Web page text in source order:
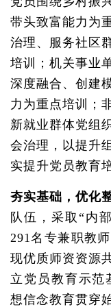
带头致富能力为
治理、服务社区
培训；机关事业
深度融合、创建
力为重点培训；
新就业群体党组
会治理，以提升
实提升党员教育
夯实基础，优化
队伍，采取“内
291名专兼职教
现优质师资资源
立党员教育示范
想信念教育贯穿